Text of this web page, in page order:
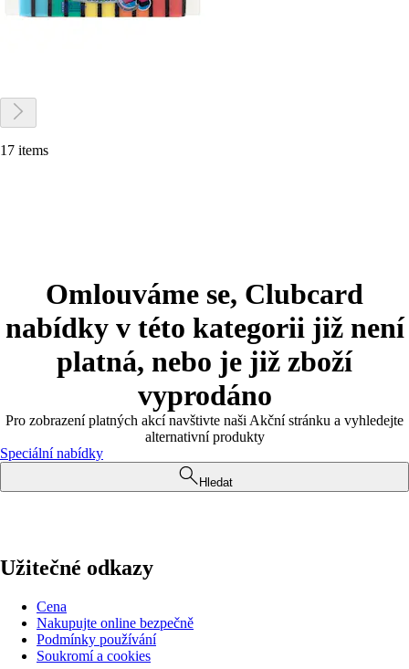
17 items
Omlouváme se, Clubcard
nabídky v této kategorii již není
platná, nebo je již zboží
vyprodáno
Pro zobrazení platných akcí navštivte naši Akční stránku a vyhledejte
alternativní produkty
Speciální nabídky
Hledat
Užitečné odkazy
Cena
Nakupujte online bezpečně
Podmínky používání
Soukromí a cookies